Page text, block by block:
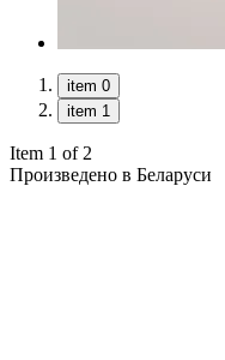
item 0
item 1
Item 1 of 2
Произведено в Беларуси